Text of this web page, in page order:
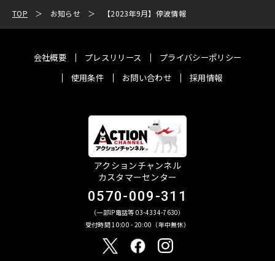
TOP お知らせ 【2023年9月】停波情報
会社概要 プレスリリース
プライバシーポリシー
使用条件
お問い合わせ 採用情報
アクションチャンネル
カスタマーセンター
0570-009-311
（一部IP電話等 03-4334-7630）
受付時間 10:00 - 20:00（年中無休）